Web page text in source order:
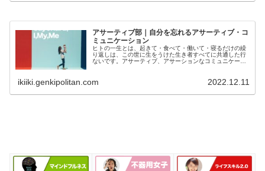
アサーティブ部｜自分を忘れるアサーティブ・コ
ミュニケーション
ヒトの一生とは、起きて・食べて・働いて・寝るだけの繰
り返しは、この世に生をうけた生き者すべてに共通した行
ないです。アサーティブ、アサーションなコミュニケーシ
ィブ、アサーションと念押しするのは、そうでないヒトが
多いからです。
ikiiki.genkipolitan.com 2022.12.11